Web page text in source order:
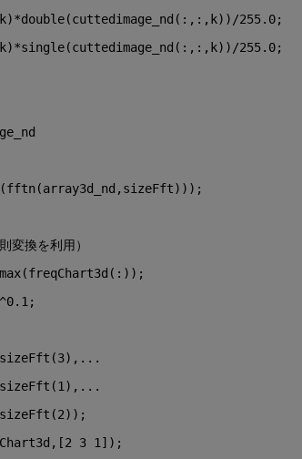
255.0;
255.0;
変換を利用）
...
...
3 1]);